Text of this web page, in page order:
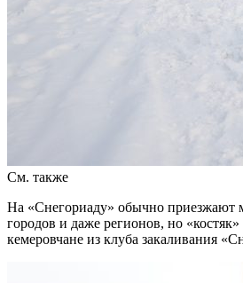
См. также
На «Снегориаду» обычно приезжают
городов и даже регионов, но
кемеровчане из клуба закаливания